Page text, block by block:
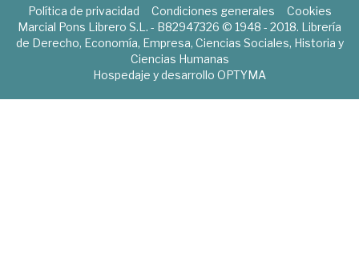
Política de privacidad Condiciones generales
Cookies
Marcial Pons Librero S.L. - B82947326 © 1948 - 2018. Librería
de Derecho, Economía, Empresa, Ciencias Sociales, Historia y
Ciencias Humanas
Hospedaje y desarrollo OPTYMA